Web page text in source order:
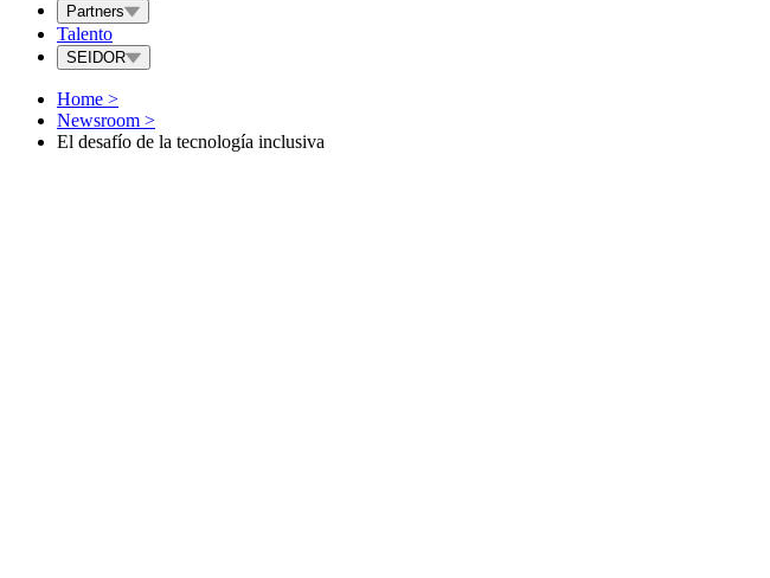
Partners
Talento
SEIDOR
Home >
Newsroom >
El desafío de la tecnología inclusiva